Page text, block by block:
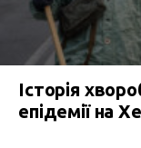
Історія
епідемії на